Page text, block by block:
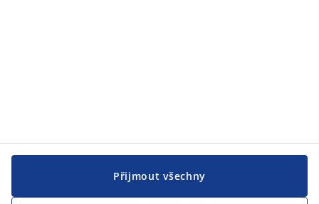
Přijmout všechny